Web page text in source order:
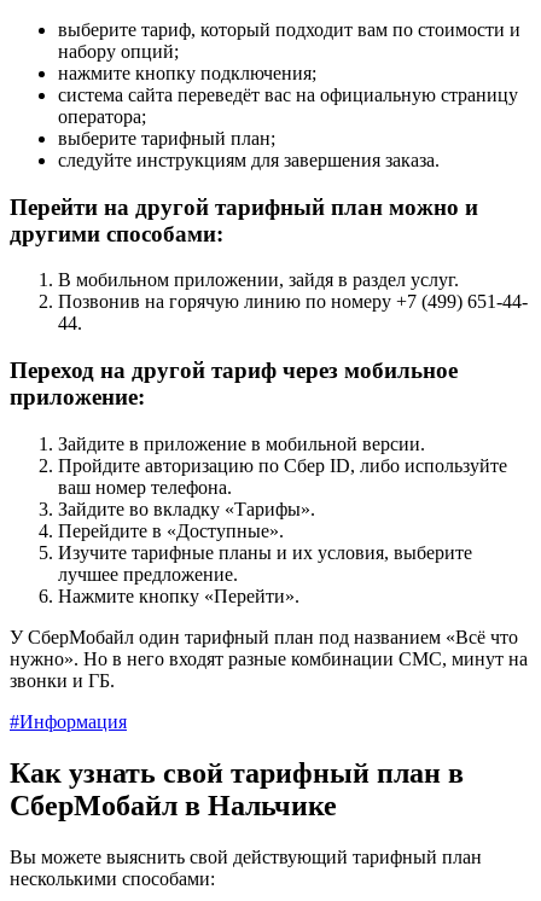
выберите тариф, который подходит вам по стоимости и
набору опций;
нажмите кнопку подключения;
система сайта переведёт вас на официальную страницу
оператора;
выберите тарифный план;
следуйте инструкциям для завершения заказа.
Перейти на другой тарифный план можно и
другими способами:
В мобильном приложении, зайдя в раздел услуг.
Позвонив на горячую линию по номеру +7 (499) 651-44-
44.
Переход на другой тариф через мобильное
приложение:
Зайдите в приложение в мобильной версии.
Пройдите авторизацию по Сбер ID, либо используйте
ваш номер телефона.
Зайдите во вкладку «Тарифы».
Перейдите в «Доступные».
Изучите тарифные планы и их условия, выберите
лучшее предложение.
Нажмите кнопку «Перейти».
У СберМобайл один тарифный план под названием «Всё что
нужно». Но в него входят разные комбинации СМС, минут на
звонки и ГБ.
#Информация
Как узнать свой тарифный план в
СберМобайл в Нальчике
Вы можете выяснить свой действующий тарифный план
несколькими способами: